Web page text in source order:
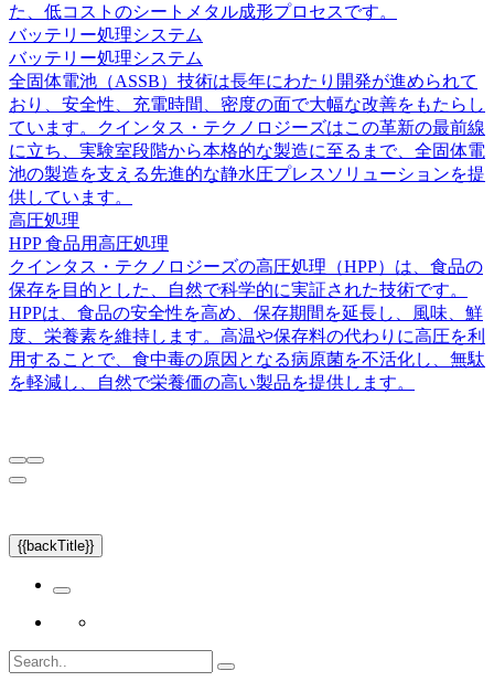
た、低コストのシートメタル成形プロセスです。
バッテリー処理システム
バッテリー処理システム
全固体電池（ASSB）技術は長年にわたり開発が進められて
おり、安全性、充電時間、密度の面で大幅な改善をもたらし
ています。クインタス・テクノロジーズはこの革新の最前線
に立ち、実験室段階から本格的な製造に至るまで、全固体電
池の製造を支える先進的な静水圧プレスソリューションを提
供しています。
高圧処理
HPP 食品用高圧処理
クインタス・テクノロジーズの高圧処理（HPP）は、食品の
保存を目的とした、自然で科学的に実証された技術です。
HPPは、食品の安全性を高め、保存期間を延長し、風味、鮮
度、栄養素を維持します。高温や保存料の代わりに高圧を利
用することで、食中毒の原因となる病原菌を不活化し、無駄
を軽減し、自然で栄養価の高い製品を提供します。
{{backTitle}}